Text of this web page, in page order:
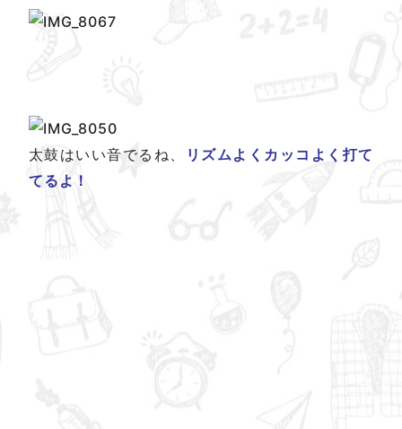
太鼓はいい音でるね、
リズムよくカッコよく打て
てるよ！